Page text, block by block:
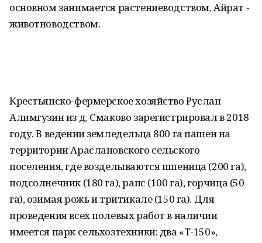
основном занимается растениеводством, Айрат -
животноводством.
Крестьянско-фермерское хозяйство Руслан
Алимгузин из д. Смаково зарегистрировал в 2018
году. В ведении земледельца 800 га пашен на
территории Араслановского сельского
поселения, где возделываются пшеница (200 га),
подсолнечник (180 га), рапс (100 га), горчица (50
га), озимая рожь и тритикале (150 га). Для
проведения всех полевых работ в наличии
имеется парк сельхозтехники: два «Т-150»,